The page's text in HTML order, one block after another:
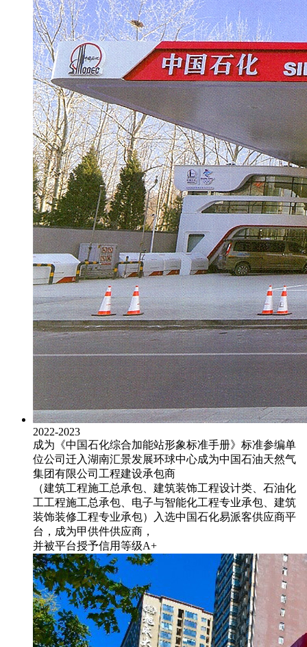
2022-2023
成为《中国石化综合加能站形象标准手册》标准参编单
位公司迁入湖南汇景发展环球中心成为中国石油天然气
集团有限公司工程建设承包商
（建筑工程施工总承包、建筑装饰工程设计类、石油化
工工程施工总承包、电子与智能化工程专业承包、建筑
装饰装修工程专业承包）
入选中国石化易派客供应商平
台，成为甲供件供应商，
并被平台授予信用等级A+